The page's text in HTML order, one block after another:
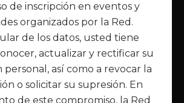
de Datos
de inscripción en eventos y
organizados por la Red.
de los datos, usted tiene
actualizar y rectificar su
así como a revocar la
o solicitar su supresión. En
de este compromiso, la Red